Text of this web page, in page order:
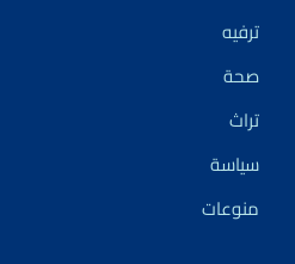
ترفيه
صحة
تراث
سياسة
منوعات